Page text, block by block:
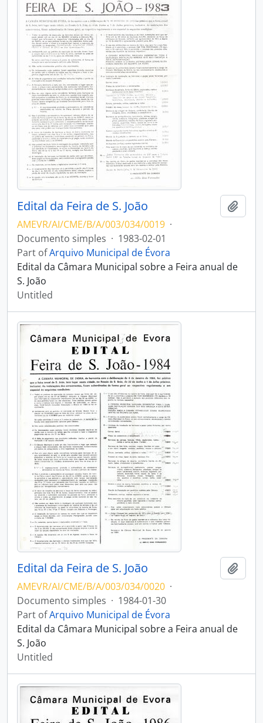
Edital da Feira de S. João
AMEVR/AI/CME/B/A/003/034/0019 ·
Documento simples · 1983-02-01
Part ofArquivo Municipal de Évora
Edital da Câmara Municipal sobre a Feira anual de
S. João
Untitled
Edital da Feira de S. João
AMEVR/AI/CME/B/A/003/034/0020 ·
Documento simples · 1984-01-30
Part ofArquivo Municipal de Évora
Edital da Câmara Municipal sobre a Feira anual de
S. João
Untitled